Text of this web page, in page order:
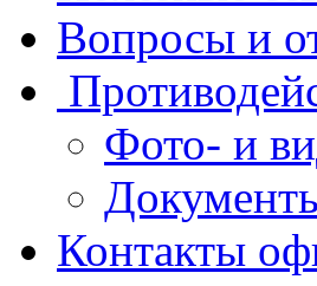
Вопросы и
Фото- и
Контакты